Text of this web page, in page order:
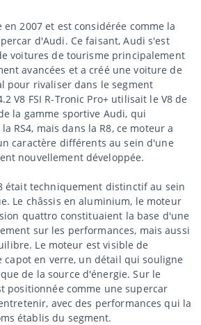
en 2007 et est considérée comme la
d'Audi. Ce faisant, Audi s'est
voitures de tourisme principalement
avancées et a créé une voiture de
pour rivaliser dans le segment
V8 FSI R-Tronic Pro+ utilisait le V8 de
la gamme sportive Audi, qui
RS4, mais dans la R8, ce moteur a
caractère différents au sein d'une
nouvellement développée.
était techniquement distinctif au sein
Le châssis en aluminium, le moteur
quattro constituaient la base d'une
sur les performances, mais aussi
Le moteur est visible de
capot en verre, un détail qui souligne
de la source d'énergie. Sur le
positionnée comme une supercar
avec des performances qui la
établis du segment.